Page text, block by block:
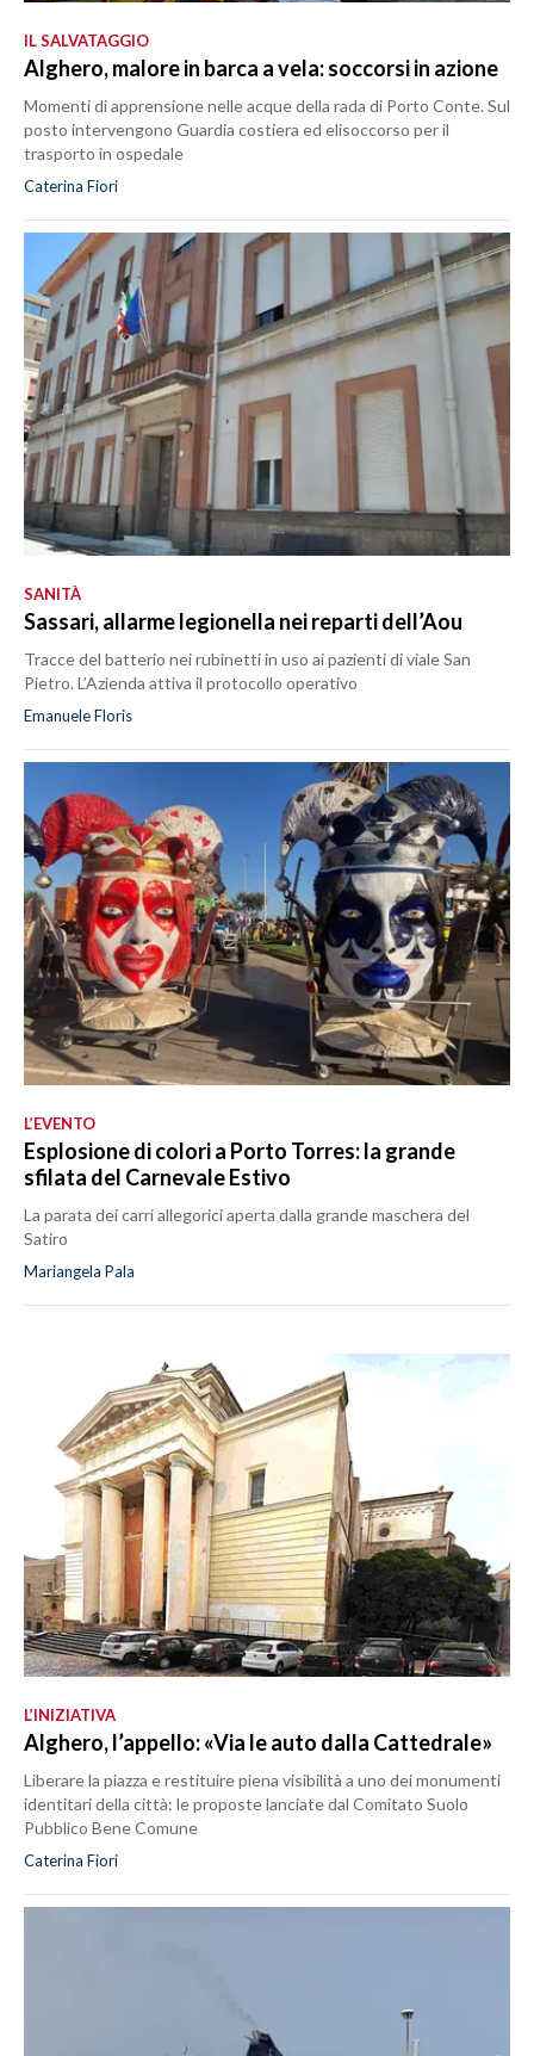
IL SALVATAGGIO
Alghero, malore in barca a vela: soccorsi in azione
Momenti di apprensione nelle acque della rada di Porto Conte. Sul
posto intervengono Guardia costiera ed elisoccorso per il
trasporto in ospedale
Caterina Fiori
SANITÀ
Sassari, allarme legionella nei reparti dell’Aou
Tracce del batterio nei rubinetti in uso ai pazienti di viale San
Pietro. L’Azienda attiva il protocollo operativo
Emanuele Floris
L’EVENTO
Esplosione di colori a Porto Torres: la grande
sfilata del Carnevale Estivo
La parata dei carri allegorici aperta dalla grande maschera del
Satiro
Mariangela Pala
L’INIZIATIVA
Alghero, l’appello: «Via le auto dalla Cattedrale»
Liberare la piazza e restituire piena visibilità a uno dei monumenti
identitari della città: le proposte lanciate dal Comitato Suolo
Pubblico Bene Comune
Caterina Fiori